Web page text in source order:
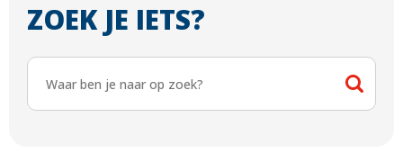
ZOEK JE IETS?